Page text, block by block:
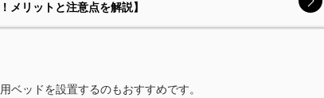
メリットと注意点を解説】
ベッドを設置するのもおすすめです。